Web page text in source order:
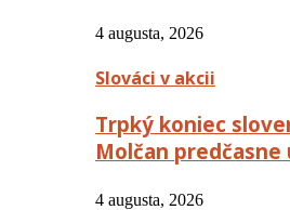
4 augusta, 2026
Slováci v akcii
Trpký koniec
Molčan predčasne
4 augusta, 2026